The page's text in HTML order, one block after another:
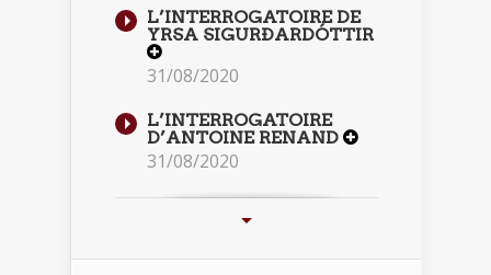
L’INTERROGATOIRE DE
YRSA SIGURÐARDÓTTIR
31/08/2020
L’INTERROGATOIRE
D’ANTOINE RENAND
31/08/2020